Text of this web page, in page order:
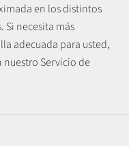
en los distintos
necesita más
adecuada para usted,
Servicio de